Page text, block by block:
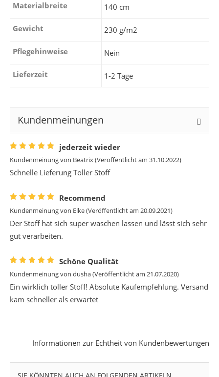
Materialbreite 140 cm
Gewicht 230 g/m2
Pflegehinweise Nein
Lieferzeit 1-2 Tage
Kundenmeinungen
jederzeit wieder
Kundenmeinung von Beatrix(Veröffentlicht am 31.10.2022)
Schnelle Lieferung Toller Stoff
Recommend
Kundenmeinung von Elke(Veröffentlicht am 20.09.2021)
Der Stoff hat sich super waschen lassen und lässt sich sehr
gut verarbeiten.
Schöne Qualität
Kundenmeinung von dusha(Veröffentlicht am 21.07.2020)
Ein wirklich toller Stoff! Absolute Kaufempfehlung. Versand
kam schneller als erwartet
Informationen zur Echtheit von Kundenbewertungen